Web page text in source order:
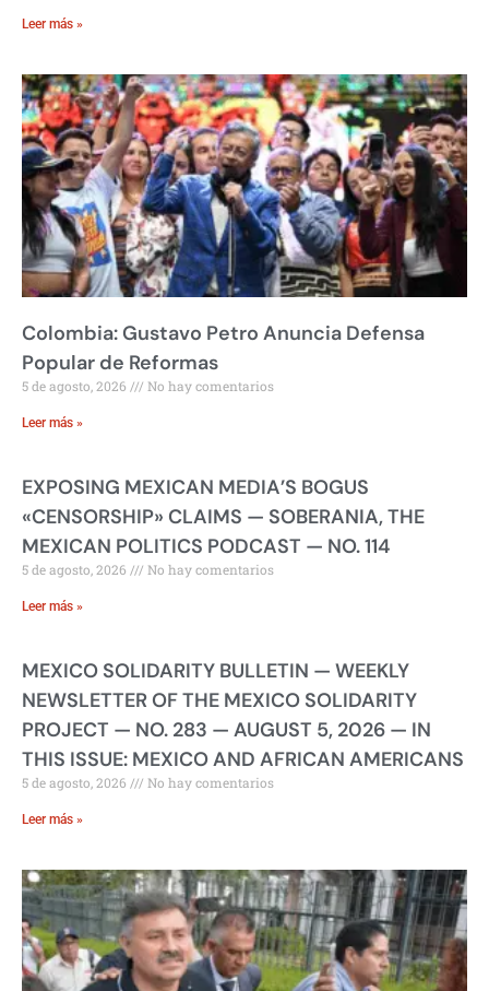
Leer más »
Colombia: Gustavo Petro Anuncia Defensa
Popular de Reformas
5 de agosto, 2026 No hay comentarios
Leer más »
EXPOSING MEXICAN MEDIA’S BOGUS
«CENSORSHIP» CLAIMS — SOBERANIA, THE
MEXICAN POLITICS PODCAST — NO. 114
5 de agosto, 2026 No hay comentarios
Leer más »
MEXICO SOLIDARITY BULLETIN — WEEKLY
NEWSLETTER OF THE MEXICO SOLIDARITY
PROJECT — NO. 283 — AUGUST 5, 2026 — IN
THIS ISSUE: MEXICO AND AFRICAN AMERICANS
5 de agosto, 2026 No hay comentarios
Leer más »